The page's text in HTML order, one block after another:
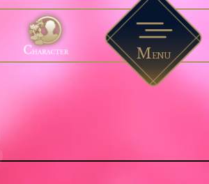
MENU
MOVIESYSTEM
システム
S